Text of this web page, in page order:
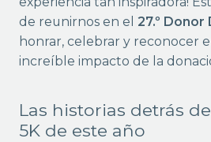
de reunirnos en el 27.º Donor
honrar, celebrar y reconocer
increíble impacto de la
Las historias detrás
5K de este año